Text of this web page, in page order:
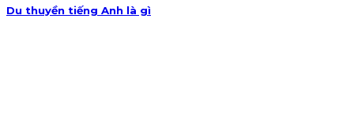
Du thuyền tiếng Anh là gì